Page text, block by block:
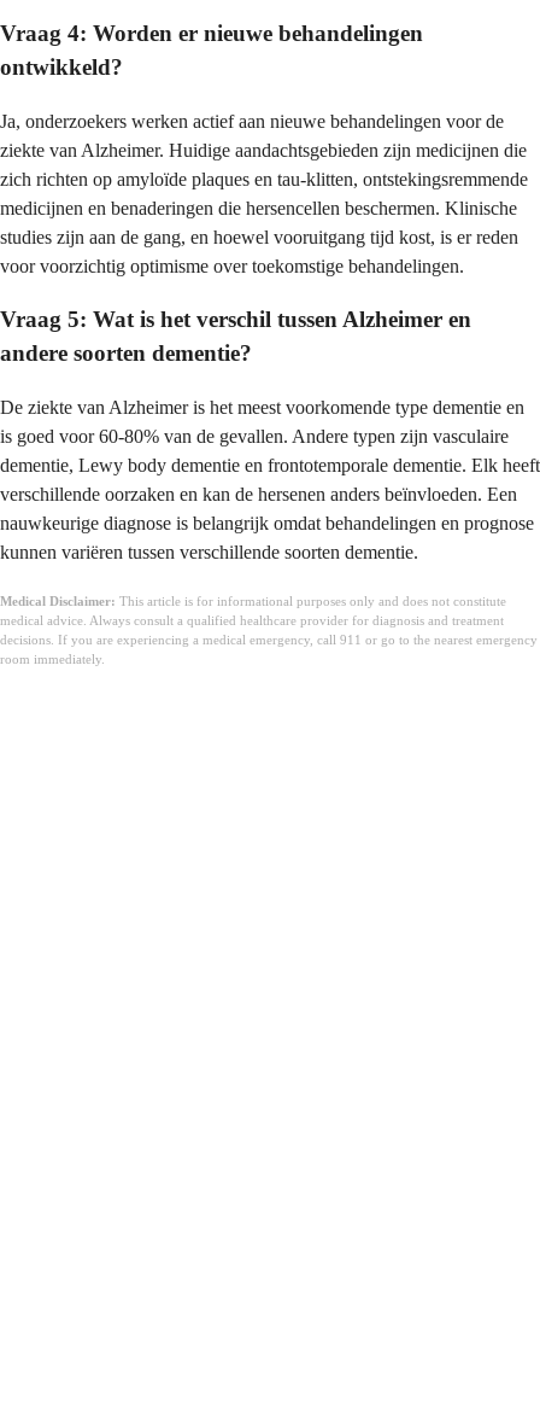
Vraag 4: Worden er nieuwe behandelingen
ontwikkeld?
Ja, onderzoekers werken actief aan nieuwe behandelingen voor de
ziekte van Alzheimer. Huidige aandachtsgebieden zijn medicijnen die
zich richten op amyloïde plaques en tau-klitten, ontstekingsremmende
medicijnen en benaderingen die hersencellen beschermen. Klinische
studies zijn aan de gang, en hoewel vooruitgang tijd kost, is er reden
voor voorzichtig optimisme over toekomstige behandelingen.
Vraag 5: Wat is het verschil tussen Alzheimer en
andere soorten dementie?
De ziekte van Alzheimer is het meest voorkomende type dementie en
is goed voor 60-80% van de gevallen. Andere typen zijn vasculaire
dementie, Lewy body dementie en frontotemporale dementie. Elk heeft
verschillende oorzaken en kan de hersenen anders beïnvloeden. Een
nauwkeurige diagnose is belangrijk omdat behandelingen en prognose
kunnen variëren tussen verschillende soorten dementie.
Medical Disclaimer: This article is for informational purposes only and does not constitute
medical advice. Always consult a qualified healthcare provider for diagnosis and treatment
decisions. If you are experiencing a medical emergency, call 911 or go to the nearest emergency
room immediately.